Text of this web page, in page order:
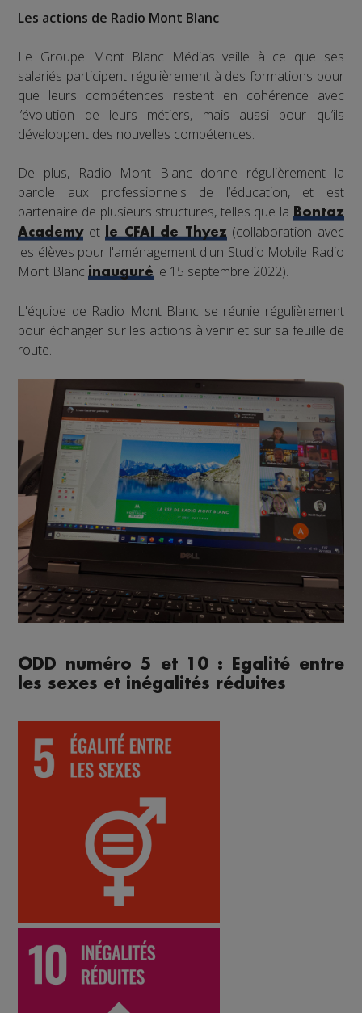
Les actions de Radio Mont Blanc
Le Groupe Mont Blanc Médias veille à ce que ses
salariés participent régulièrement à des formations pour
que leurs compétences restent en cohérence avec
l’évolution de leurs métiers, mais aussi pour qu’ils
développent des nouvelles compétences.
De plus, Radio Mont Blanc donne régulièrement la
parole aux professionnels de l’éducation, et est
partenaire de plusieurs structures, telles que la
Bontaz
Academyet le CFAI de Thyez(collaboration avec
les élèves pour l'aménagement d'un Studio Mobile Radio
Mont Blancinauguré le 15 septembre 2022).
L'équipe de Radio Mont Blanc se réunie régulièrement
pour échanger sur les actions à venir et sur sa feuille de
route.
ODD numéro 5 et 10 : Egalité entre
les sexes et inégalités réduites